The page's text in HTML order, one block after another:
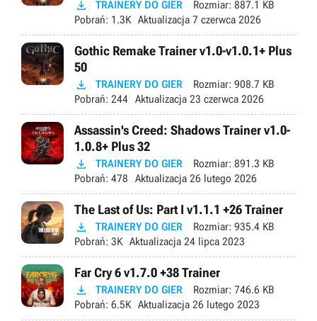
 TRAINERY DO GIER Rozmiar: 887.1 KB
Pobrań: 1.3K Aktualizacja 7 czerwca 2026
Gothic Remake Trainer v1.0-v1.0.1+ Plus
50
 TRAINERY DO GIER Rozmiar: 908.7 KB
Pobrań: 244 Aktualizacja 23 czerwca 2026
Assassin's Creed: Shadows Trainer v1.0-
1.0.8+ Plus 32
 TRAINERY DO GIER Rozmiar: 891.3 KB
Pobrań: 478 Aktualizacja 26 lutego 2026
The Last of Us: Part I v1.1.1 +26 Trainer
 TRAINERY DO GIER Rozmiar: 935.4 KB
Pobrań: 3K Aktualizacja 24 lipca 2023
Far Cry 6 v1.7.0 +38 Trainer
 TRAINERY DO GIER Rozmiar: 746.6 KB
Pobrań: 6.5K Aktualizacja 26 lutego 2023